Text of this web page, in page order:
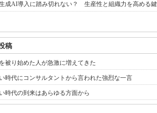
成AI導入に踏み切れない？ 生産性と組織力を高める鍵
稿
被り始めた人が急激に増えてきた
時代にコンサルタントから言われた強烈な一言
時代の到来はあらゆる方面から